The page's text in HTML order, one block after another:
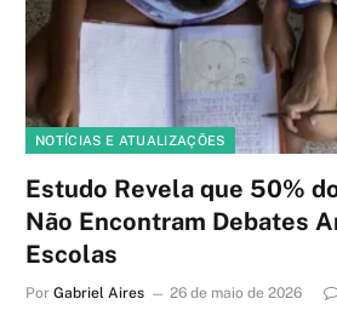
NOTÍCIAS E ATUALIZAÇÕES
Estudo Revela que 50%
Não Encontram Debates
Escolas
Por Gabriel Aires 26 de maio de 2026